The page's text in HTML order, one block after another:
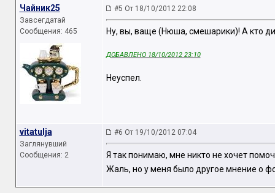
Чайник25
Завсегдатай
Сообщения: 465
#5 От 18/10/2012 22:08
Ну, вы, ваще (Нюша, смешарики)! А кто
ДОБАВЛЕНО 18/10/2012 23:10
Неуспел.
vitatulja
Заглянувший
Сообщения: 2
#6 От 19/10/2012 07:04
Я так понимаю, мне никто не хочет
Жаль, но у меня было другое мнение о